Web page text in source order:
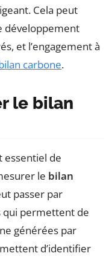
Cela peut
développement
et l’engagement à
carbone.
le bilan
essentiel de
le bilan
passer par
qui permettent de
générées par
d’identifier